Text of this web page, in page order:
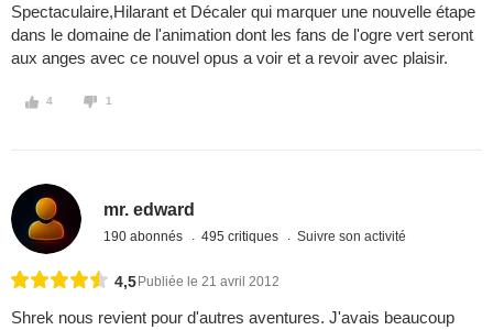
Spectaculaire,Hilarant et Décaler qui marquer une nouvelle étape
dans le domaine de l'animation dont les fans de l'ogre vert seront
aux anges avec ce nouvel opus a voir et a revoir avec plaisir.
4 1
mr. edward
190 abonnés 495 critiques Suivre son activité
4,5 Publiée le 21 avril 2012
Shrek nous revient pour d'autres aventures. J'avais beaucoup